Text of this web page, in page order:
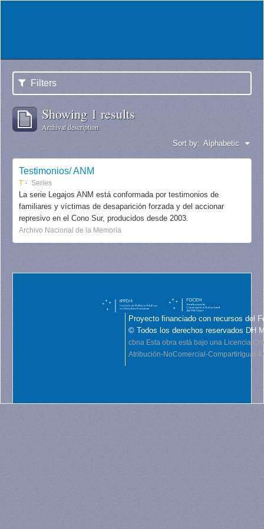
Filters
Showing 1 results
Archival description
Sort by: Alphabetic
Testimonios/ ANM
T Series
La serie Legajos ANM está conformada por testimonios de
familiares y víctimas de desaparición forzada y del accionar
represivo en el Cono Sur, producidos desde 2003.
Archivo Nacional de la Memoria
Proyecto financiado con recursos del
© Todos los derechos reservados DH
cbna Esta obra está bajo una Licencia
Atribución-NoComercial-CompartirIgual